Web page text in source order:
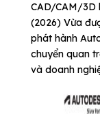
CAD/CAM/3D
(2026) Vừa
phát hành
chuyển quan
và doanh